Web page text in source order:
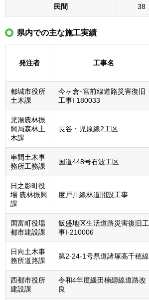
民間 38
県内での主な施工実績
発注者 工事名
都城市役所
土木課
今ヶ倉･宮前線道路災害復旧
工事I 180033
児湯農林振
興局森林土
木課
長⾕・児原線2工区
串間土木事
務所工務課
国道448号石波工区
日之影町役
場 農林振興
課
度戸川線林道開設工事
国富町役場
都市建設課
飯盛地区生活道路災害復旧工
事I-210006
日向土木事
務所道路課
第2-24-1号県道諸塚⾼千穂線
西都市役所
建設課
令和4年度緩田楠廻線道路改
良